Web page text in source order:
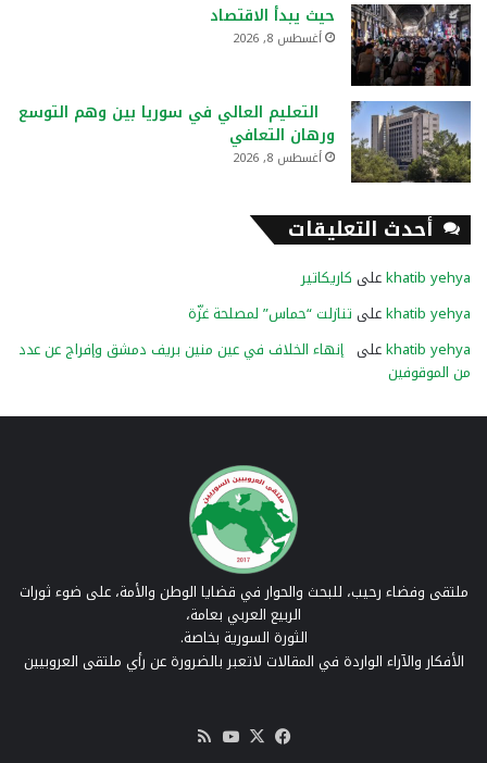
حيث يبدأ الاقتصاد
أغسطس 8, 2026
التعليم العالي في سوريا بين وهم التوسع
ورهان التعافي
أغسطس 8, 2026
أحدث التعليقات
khatib yehyaعلى كاريكاتير
khatib yehyaعلى تنازلت “حماس” لمصلحة غزّة
khatib yehyaعلى إنهاء الخلاف في عين منين بريف دمشق وإفراج عن عدد
من الموقوفين
ملتقى وفضاء رحيب، للبحث والحوار في قضايا الوطن والأمة، على ضوء ثورات
الربيع العربي بعامة،
الثورة السورية بخاصة.
الأفكار والآراء الواردة في المقالات لاتعبر بالضرورة عن رأي ملتقى العروبيين
فيسبوك
‫X
‫YouTube